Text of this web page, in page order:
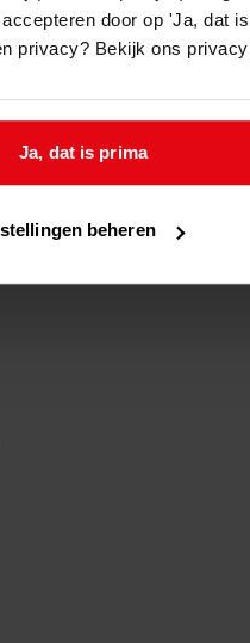
door op 'Ja, dat
privacy? Bekijk ons
Ja, dat is prima
beheren